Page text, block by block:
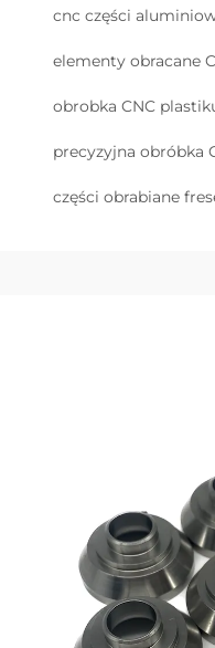
cnc części
elementy obracane
obrobka CNC
precyzyjna obróbka
części obrabiane